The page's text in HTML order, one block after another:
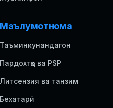
Маълумотнома
Таъминкунандагон
Пардохтҳо ва PSP
Литсензия ва танзим
Бехатарӣ